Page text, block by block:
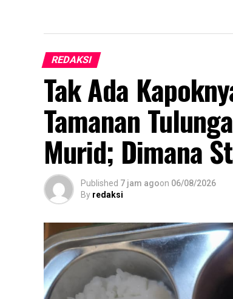
REDAKSI
Tak Ada
Tamanan
Murid; Dimana
Published 7 jam agoon 06/08/2026
By redaksi